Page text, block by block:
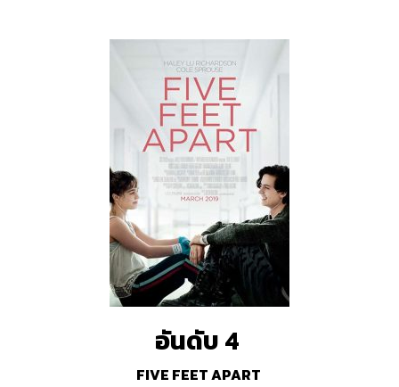
อันดับ 4
FIVE FEET APART